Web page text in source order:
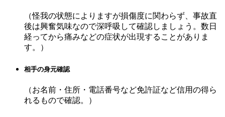
（怪我の状態によりますが損傷度に関わらず、事故直
後は興奮気味なので深呼吸して確認しましょう。数日
経ってから痛みなどの症状が出現することがありま
す。）
相手の身元確認
（お名前・住所・電話番号など免許証など信用の得ら
れるもので確認。）